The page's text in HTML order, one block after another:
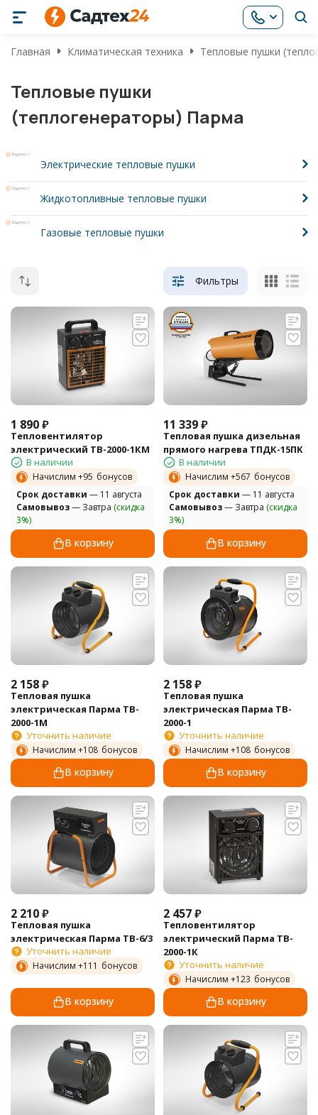
Главная Климатическая техника Тепловые пушки
Тепловые пушки
(теплогенераторы) Парма
Электрические тепловые пушки
Жидкотопливные тепловые пушки
Газовые тепловые пушки
Фильтры
1 890₽
Тепловентилятор
электрический TB-2000-1КМ
В наличии
Начислим +95 бонусов
Cрок доставки — 11 августа
Самовывоз— Завтра (скидка
3%)
В корзину
11 339₽
Тепловая пушка дизельная
прямого нагрева ТПДК-15ПK
В наличии
Начислим +567 бонусов
Cрок доставки — 11 августа
Самовывоз— Завтра (скидка
3%)
В корзину
2 158₽
Тепловая пушка
электрическая Парма TB-
2000-1М
Уточнить наличие
Начислим +108 бонусов
В корзину
2 158₽
Тепловая пушка
электрическая Парма TB-
2000-1
Уточнить наличие
Начислим +108 бонусов
В корзину
2 210₽
Тепловая пушка
электрическая Парма TB-6/3
Уточнить наличие
Начислим +111 бонусов
В корзину
2 457₽
Тепловентилятор
электрический Парма TB-
2000-1К
Уточнить наличие
Начислим +123 бонусов
В корзину